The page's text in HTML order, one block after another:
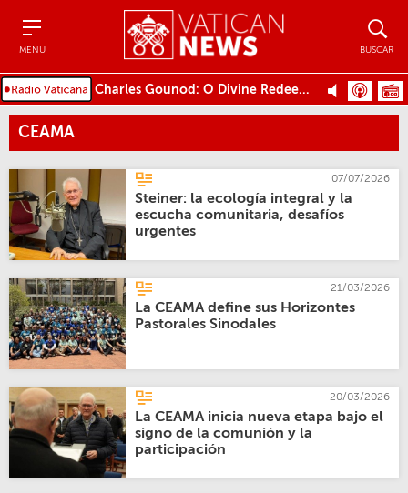
MENU BUSCAR
Charles Gounod: O Divine Redeemer
CEAMA
07/07/2026
Steiner: la ecología integral y la
escucha comunitaria, desafíos
urgentes
21/03/2026
La CEAMA define sus Horizontes
Pastorales Sinodales
20/03/2026
La CEAMA inicia nueva etapa bajo el
signo de la comunión y la
participación